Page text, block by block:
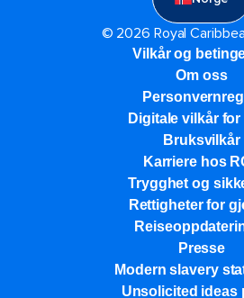
© 2026 Royal
Vilkår og
Om oss
Digitale vilkår
Bruksvilkår
Karriere hos
Trygghet og
Rettigheter for
Presse
Modern slavery
Unsolicited ideas